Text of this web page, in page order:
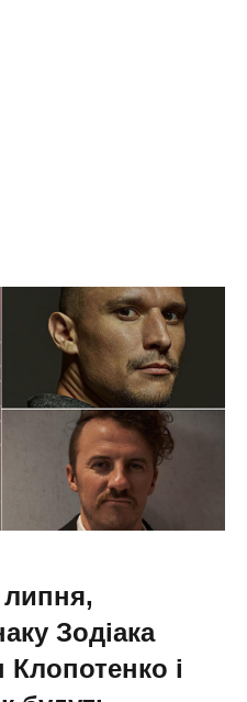
липня,
Зодіака
Клопотенко і